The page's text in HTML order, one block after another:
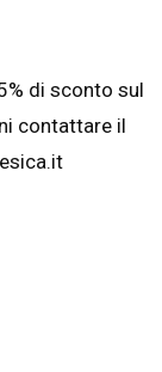
di sconto sul
contattare il